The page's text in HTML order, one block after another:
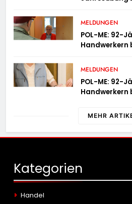
MELDUNGEN
POL-ME: 92-
Handwerkern
MELDUNGEN
POL-ME: 92-
Handwerkern
MEHR
Kategorien
Handel